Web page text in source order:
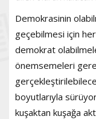
Demokrasinin
geçebilmesi için
demokrat
önemsemeleri
boyutlarıyla
kuşaktan kuşağa